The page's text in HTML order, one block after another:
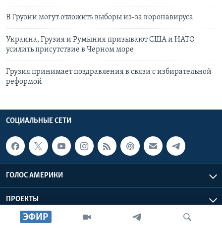
ЭФИР
В Грузии могут отложить выборы из-за коронавируса
Украина, Грузия и Румыния призывают США и НАТО
усилить присутствие в Черном море
Грузия принимает поздравления в связи с избирательной
реформой
СОЦИАЛЬНЫЕ СЕТИ
ГОЛОС АМЕРИКИ
ПРОЕКТЫ